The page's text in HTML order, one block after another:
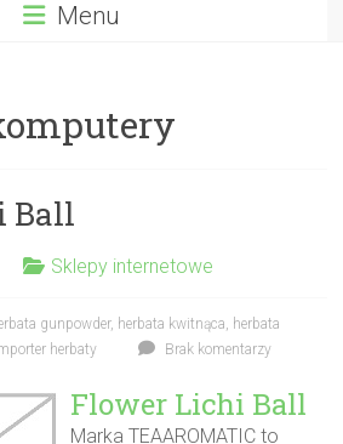
Menu
Ball
Sklepy internetowe
gunpowder, herbata kwitnąca, herbata
herbaty Brak komentarzy
Flower Lichi Ball
Marka TEAAROMATIC to